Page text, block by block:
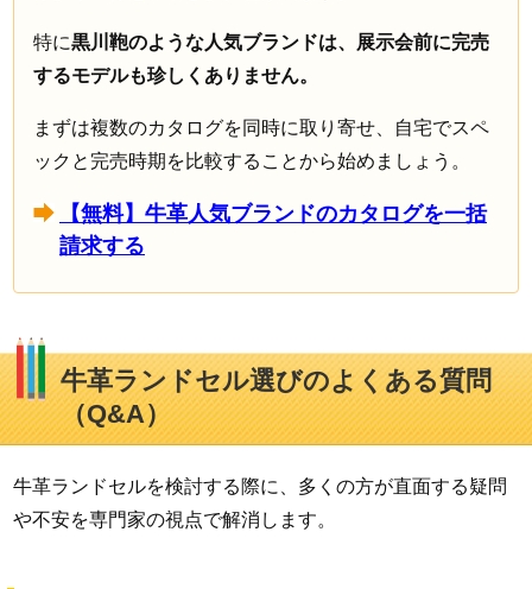
特に黒川鞄のような人気ブランドは、展示会前に完売
するモデルも珍しくありません。
まずは複数のカタログを同時に取り寄せ、自宅でスペ
ックと完売時期を比較することから始めましょう。
【無料】牛革人気ブランドのカタログを一括
請求する
牛革ランドセル選びのよくある質問
（Q&A）
牛革ランドセルを検討する際に、多くの方が直面する疑問
や不安を専門家の視点で解消します。